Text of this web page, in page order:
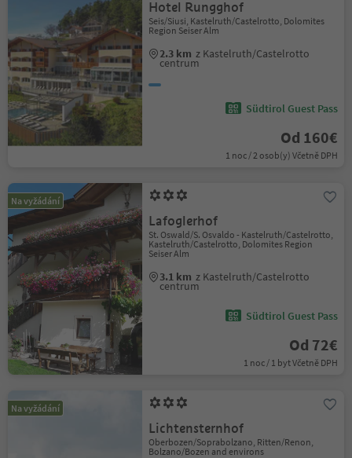
Hotel Rungghof
Seis/Siusi, Kastelruth/Castelrotto, Dolomites
Region Seiser Alm
2.3 km z Kastelruth/Castelrotto
centrum
Südtirol Guest Pass
Od 160€
1 noc / 2 osob(y) Včetně DPH
Na vyžádání
Lafoglerhof
St. Oswald/S. Osvaldo - Kastelruth/Castelrotto,
Kastelruth/Castelrotto, Dolomites Region
Seiser Alm
3.1 km z Kastelruth/Castelrotto
centrum
Südtirol Guest Pass
Od 72€
1 noc / 1 byt Včetně DPH
Na vyžádání
Lichtensternhof
Oberbozen/Soprabolzano, Ritten/Renon,
Bolzano/Bozen and environs